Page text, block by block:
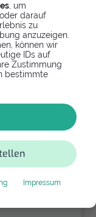
, um
darauf
zu
anzuzeigen.
können wir
IDs auf
Zustimmung
bestimmte
Impressum